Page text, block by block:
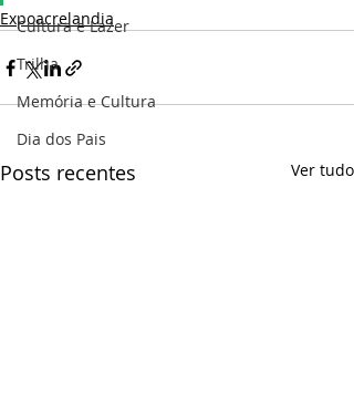
Cultura e Lazer
Trilha
Memória e Cultura
Dia dos Pais
Expoacrelandia
Posts recentes Ver tudo